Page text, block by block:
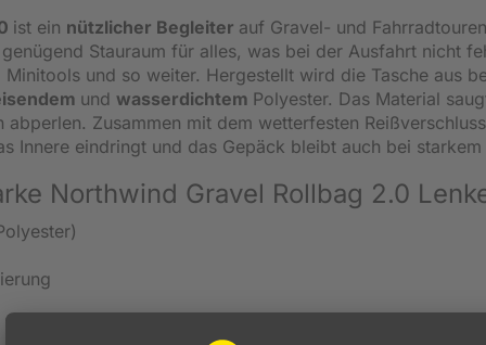
ist ein nützlicher Begleiter auf Gravel- und
Stauraum für alles, was bei der Ausfahrt nicht
Minitools und so weiter. Hergestellt wird die Tasche aus
und wasserdichtem Polyester. Das Material
Zusammen mit dem wetterfesten
Innere eindringt und das Gepäck bleibt auch bei starkem
Northwind Gravel Rollbag 2.0